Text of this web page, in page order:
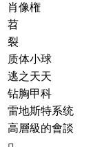
肖像権
苕
裂
质体小球
逃之天天
钻胸甲科
雷地斯特系统
高層級的會談